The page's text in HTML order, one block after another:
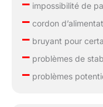
impossibilité de
–cordon
–bruyant pour
–problèmes de
–problèmes